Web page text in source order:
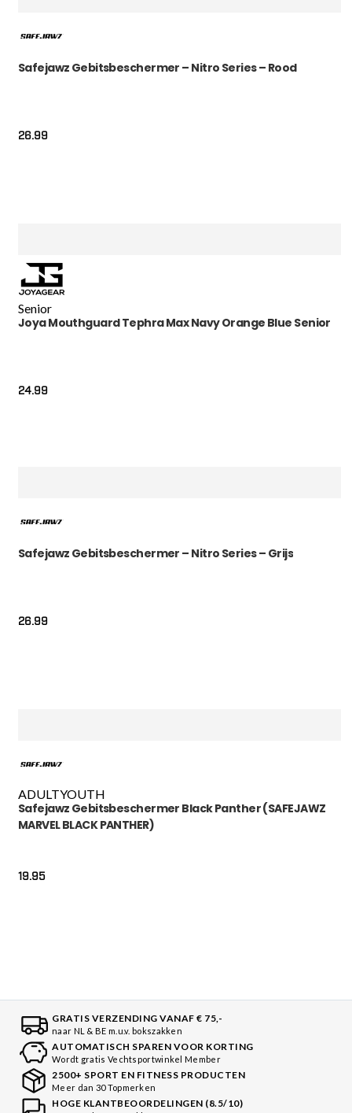
Safejawz Gebitsbeschermer – Nitro Series – Rood
26.99
Senior
Joya Mouthguard Tephra Max Navy Orange Blue Senior
24.99
Safejawz Gebitsbeschermer – Nitro Series – Grijs
26.99
ADULTYOUTH
Safejawz Gebitsbeschermer Black Panther (SAFEJAWZ
MARVEL BLACK PANTHER)
19.95
GRATIS VERZENDING VANAF € 75,-
naar NL & BE m.u.v. bokszakken
AUTOMATISCH SPAREN VOOR KORTING
Wordt gratis Vechtsportwinkel Member
2500+ SPORT EN FITNESS PRODUCTEN
Meer dan 30 Topmerken
HOGE KLANTBEOORDELINGEN (8.5/10)